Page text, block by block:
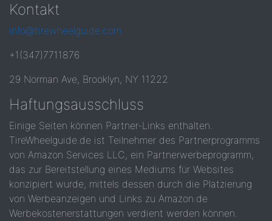
Kontakt
info@tirewheelguide.com
+1(347)7711876
29 Norman Ave, Brooklyn, NY 11222
Haftungsausschluss
Einige Seiten können Partner-Links enthalten.
TireWheelguide.de ist Teilnehmer des Partnerprogramms
von Amazon Services LLC, ein Partnerwerbeprogramm,
das zur Bereitstellung eines Mediums für Websites
konzipiert wurde, mittels dessen durch die Platzierung
von Werbeanzeigen und Links zu Amazon.de
Werbekostenerstattungen verdient werden können.